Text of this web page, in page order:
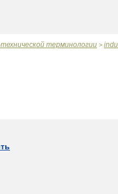
технической терминологии >